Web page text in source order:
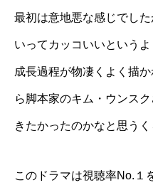
最初は意地悪な感じでし
いってカッコいいという
成長過程が物凄くよく描
ら脚本家のキム・ウンス
きたかったのかなと思うく
このドラマは視聴率No.１